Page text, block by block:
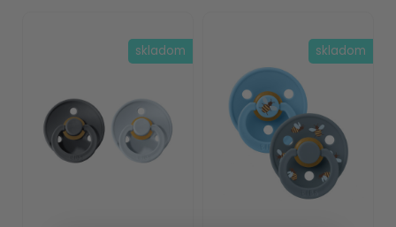
skladom skladom